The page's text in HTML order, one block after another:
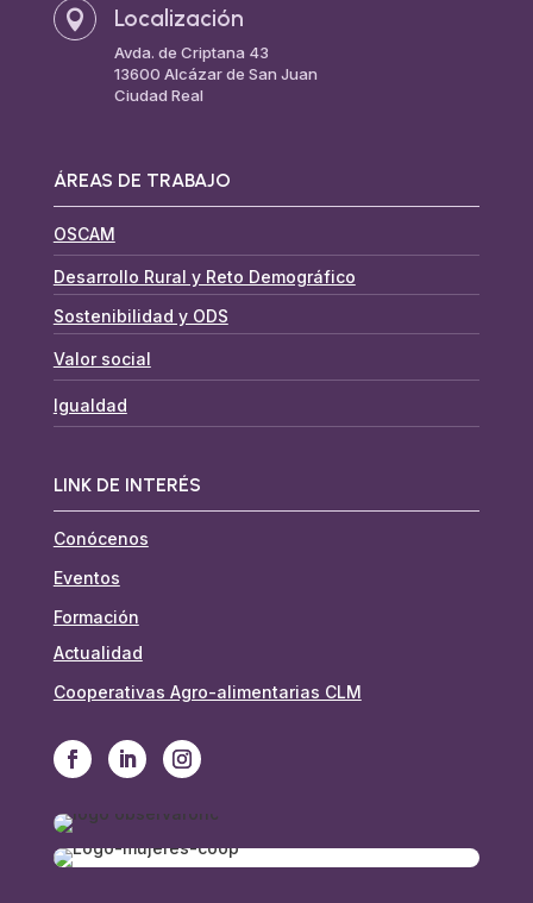
 Localización
Avda. de Criptana 43
13600 Alcázar de San Juan
Ciudad Real
ÁREAS DE TRABAJO
OSCAM
Desarrollo Rural y Reto Demográfico
Sostenibilidad y ODS
Valor social
Igualdad
LINK DE INTERÉS
Conócenos
Eventos
Formación
Actualidad
Cooperativas Agro-alimentarias CLM